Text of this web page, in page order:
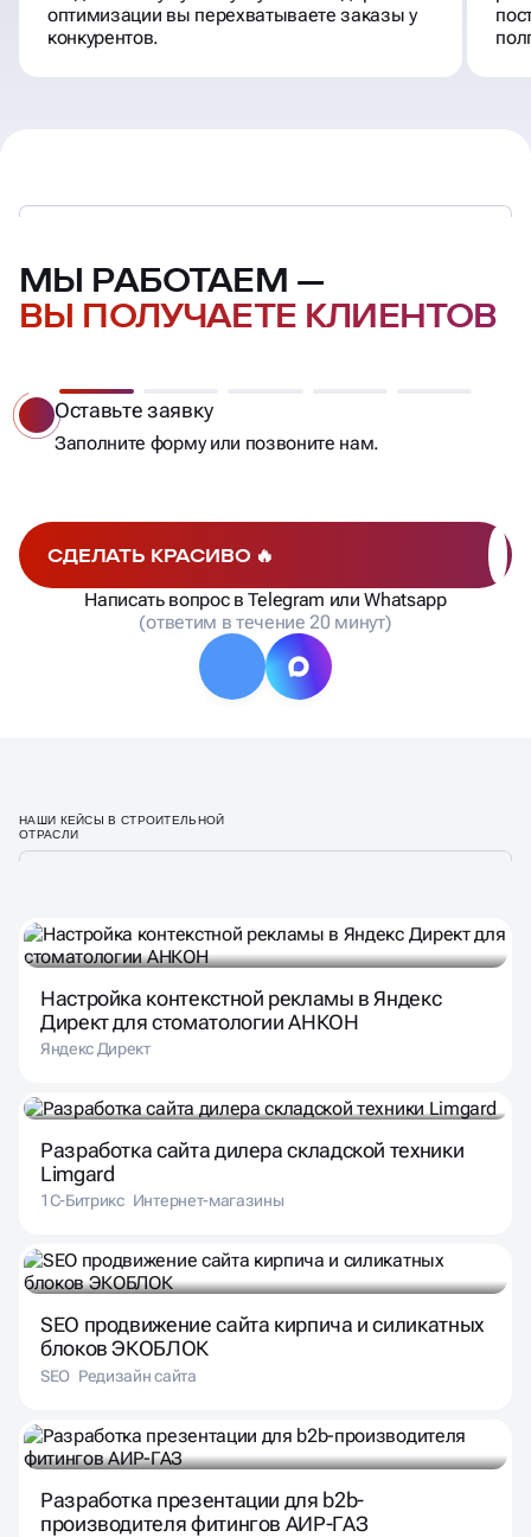
оптимизации вы перехватываете заказы у
конкурентов.
МЫ РАБОТАЕМ —
ВЫ ПОЛУЧАЕТЕ КЛИЕНТОВ
СДЕЛАТЬ КРАСИВО 🔥
Написать вопрос в Telegram или Whatsapp
(ответим в течение 20 минут)
Оставьте заявку
Заполните форму или позвоните нам.
НАШИ КЕЙСЫ В СТРОИТЕЛЬНОЙ
ОТРАСЛИ
Настройка контекстной рекламы в Яндекс
Директ для стоматологии АНКОН
Яндекс Директ
Разработка сайта дилера складской техники
Limgard
1С-Битрикс Интернет-магазины
SEO продвижение сайта кирпича и силикатных
блоков ЭКОБЛОК
SEO Редизайн сайта
Разработка презентации для b2b-
производителя фитингов АИР-ГАЗ